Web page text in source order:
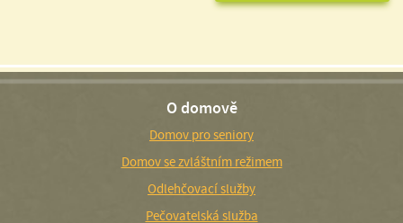
O domově
Domov pro seniory
Domov se zvláštním režimem
Odlehčovací služby
Pečovatelská služba